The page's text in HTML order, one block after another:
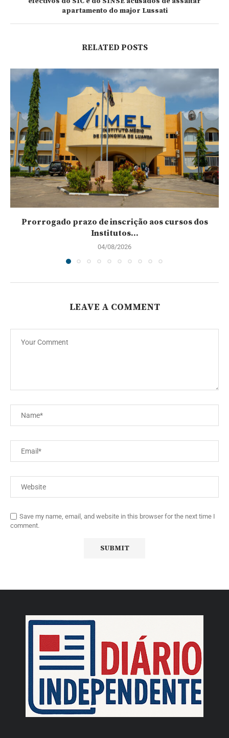
apartamento do major Lussati
RELATED POSTS
Prorrogado prazo de inscrição aos cursos dos
Institutos...
04/08/2026
LEAVE A COMMENT
Save my name, email, and website in this browser for the next time I
comment.